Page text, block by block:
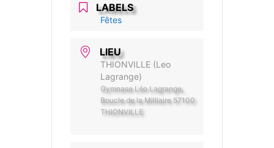
LABELS
Fêtes
LIEU
THIONVILLE (Leo
Lagrange)
Gymnase Léo Lagrange,
Boucle de la Milliaire 57100
THIONVILLE